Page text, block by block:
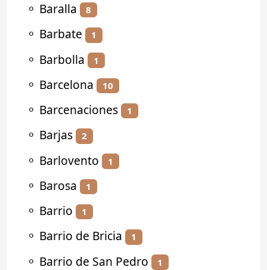
⚬ Baralla 8
⚬ Barbate 1
⚬ Barbolla 1
⚬ Barcelona 10
⚬ Barcenaciones 1
⚬ Barjas 2
⚬ Barlovento 1
⚬ Barosa 1
⚬ Barrio 1
⚬ Barrio de Bricia 1
⚬ Barrio de San Pedro 1